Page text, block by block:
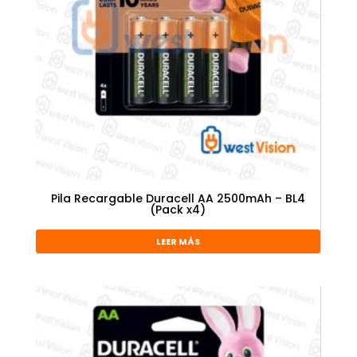
Pila Recargable Duracell AA 2500mAh – BL4
(Pack x4)
LEER MÁS